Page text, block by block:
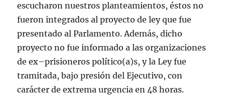
escucharon nuestros planteamientos, éstos no
fueron integrados al proyecto de ley que fue
presentado al Parlamento. Además, dicho
proyecto no fue informado a las organizaciones
de ex–prisioneros político(a)s, y la Ley fue
tramitada, bajo presión del Ejecutivo, con
carácter de extrema urgencia en 48 horas.